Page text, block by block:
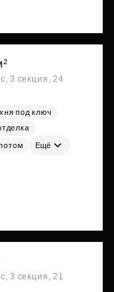
3 секция, 24
под ключ
Ещё
3 секция, 21